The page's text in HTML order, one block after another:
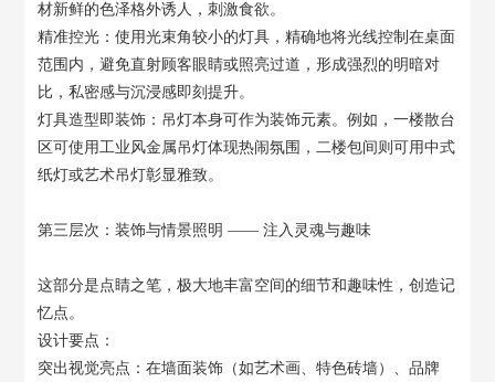
材新鲜的色泽格外诱人，刺激食欲。
精准控光：使用光束角较小的灯具，精确地将光线控制在桌面
范围内，避免直射顾客眼睛或照亮过道，形成强烈的明暗对
比，私密感与沉浸感即刻提升。
灯具造型即装饰：吊灯本身可作为装饰元素。例如，一楼散台
区可使用工业风金属吊灯体现热闹氛围，二楼包间则可用中式
纸灯或艺术吊灯彰显雅致。
第三层次：装饰与情景照明 —— 注入灵魂与趣味
这部分是点睛之笔，极大地丰富空间的细节和趣味性，创造记
忆点。
设计要点：
突出视觉亮点：在墙面装饰（如艺术画、特色砖墙）、品牌